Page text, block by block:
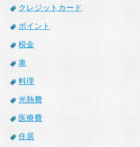
クレジットカード
ポイント
税金
車
料理
光熱費
医療費
住居